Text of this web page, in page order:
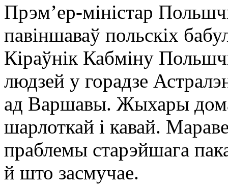
Прэм’ер-міністар
павіншаваў польскіх
Кіраўнік Кабміну
людзей у горадзе
ад Варшавы. Жыхары дома
шарлоткай і кавай.
праблемы старэйшага
й што засмучае.